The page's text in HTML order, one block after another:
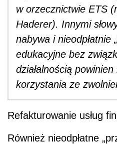
w orzecznictwie ETS
Haderer). Innymi
nabywa i nieodpłatnie
edukacyjne bez
działalnością
korzystania ze
Refakturowanie usług
Również nieodpłatne